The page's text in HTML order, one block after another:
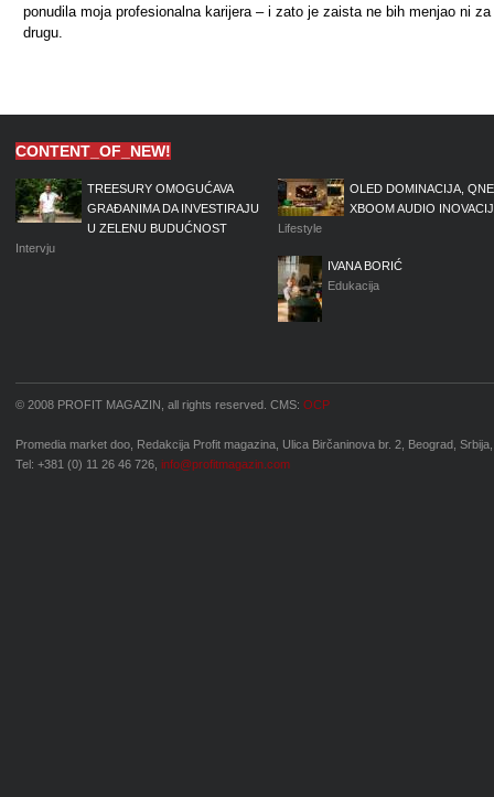
ponudila moja profesionalna karijera – i zato je zaista ne bih menjao ni za
drugu.
CONTENT_OF_NEW!
TREESURY OMOGUĆAVA
GRAĐANIMA DA INVESTIRAJU
U ZELENU BUDUĆNOST
Intervju
OLED DOMINACIJA,
XBOOM AUDIO
Lifestyle
IVANA BORIĆ
Edukacija
© 2008 PROFIT MAGAZIN, all rights reserved. CMS: OCP
Promedia market doo, Redakcija Profit magazina, Ulica Birčaninova br. 2, Beograd, Srbija,
Tel: +381 (0) 11 26 46 726, info@profitmagazin.com